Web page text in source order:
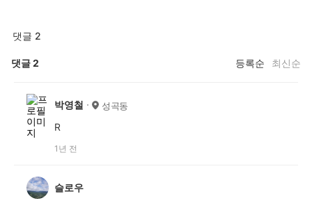
댓글 2
댓글2 등록순 최신순
박영철 성곡동
R
1년 전
슬로우